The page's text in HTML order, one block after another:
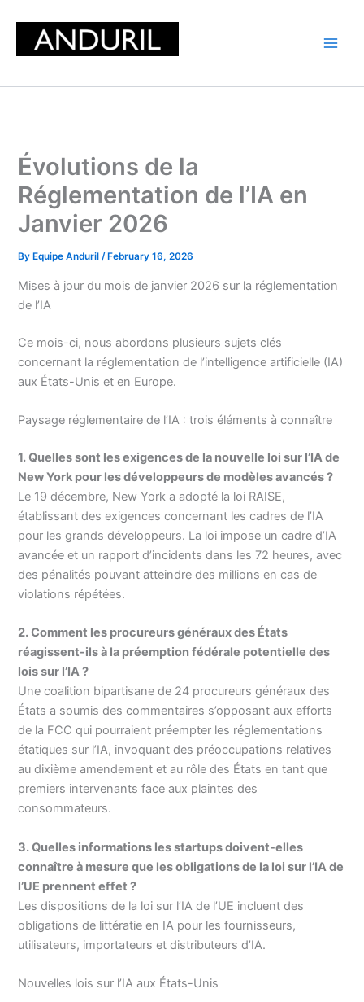
content
Évolutions de la
Réglementation de l’IA en
Janvier 2026
By Equipe Anduril/ February 16, 2026
Mises à jour du mois de janvier 2026 sur la réglementation
de l’IA
Ce mois-ci, nous abordons plusieurs sujets clés
concernant la réglementation de l’intelligence artificielle (IA)
aux États-Unis et en Europe.
Paysage réglementaire de l’IA : trois éléments à connaître
1. Quelles sont les exigences de la nouvelle loi sur l’IA de
New York pour les développeurs de modèles avancés ?
Le 19 décembre, New York a adopté la loi RAISE,
établissant des exigences concernant les cadres de l’IA
pour les grands développeurs. La loi impose un cadre d’IA
avancée et un rapport d’incidents dans les 72 heures, avec
des pénalités pouvant atteindre des millions en cas de
violations répétées.
2. Comment les procureurs généraux des États
réagissent-ils à la préemption fédérale potentielle des
lois sur l’IA ?
Une coalition bipartisane de 24 procureurs généraux des
États a soumis des commentaires s’opposant aux efforts
de la FCC qui pourraient préempter les réglementations
étatiques sur l’IA, invoquant des préoccupations relatives
au dixième amendement et au rôle des États en tant que
premiers intervenants face aux plaintes des
consommateurs.
3. Quelles informations les startups doivent-elles
connaître à mesure que les obligations de la loi sur l’IA de
l’UE prennent effet ?
Les dispositions de la loi sur l’IA de l’UE incluent des
obligations de littératie en IA pour les fournisseurs,
utilisateurs, importateurs et distributeurs d’IA.
Nouvelles lois sur l’IA aux États-Unis